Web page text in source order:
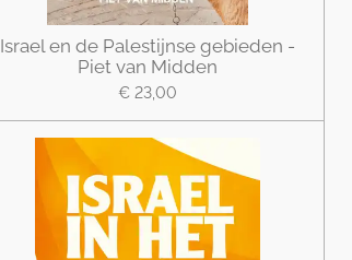
Israel en de Palestijnse gebieden -
Piet van Midden
€ 23,00